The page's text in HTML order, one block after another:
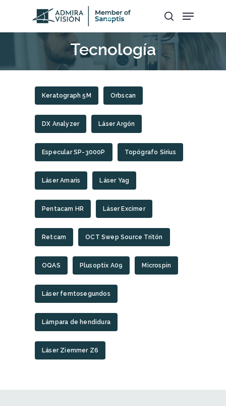
Hit enter to search or ESC to close
Tecnología
Keratograph 5M Orbscan
DX Analyzer Láser Argón
Especular SP-3000P Topógrafo Sirius
Láser Amaris Láser Yag
Pentacam HR Láser Excimer
Retcam OCT Swep Source Tritón
OQAS Plusoptix A09 Microspin
Láser femtosegundos
Lámpara de hendidura
Láser Ziemmer Z6